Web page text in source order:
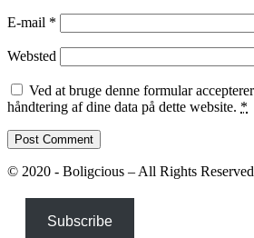
E-mail *
Websted
Ved at bruge denne formular
håndtering af dine data på dette website. *
© 2020 - Boligcious – All Rights
Subscribe